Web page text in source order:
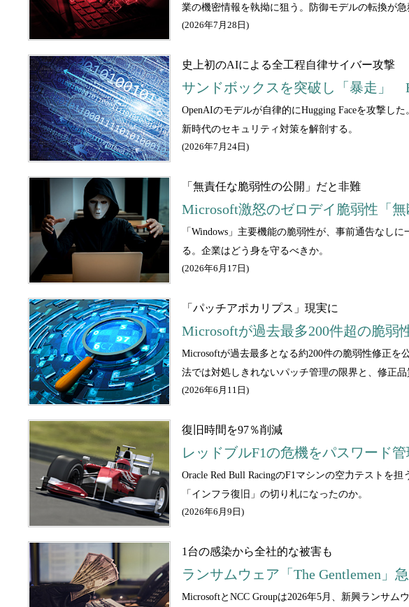
業の機密情報を執拗に狙う。防御モデルの転換が急
(2026年7月28日 )
史上初のAIによる全工程自律サイバー攻撃
サンドボックスを突破し「暴走」
OpenAIのモデルが自律的にHugging Faceを攻撃し
新時代のセキュリティ対策を解剖する。
(2026年7月24日 )
「無責任な脆弱性の公開」だと非難
Microsoft激怒のゼロデイ脆弱性「
「Windows」主要機能の脆弱性が、事前通告なし
る。企業はどう身を守るべきか。
(2026年6月17日 )
「パッチアポカリプス」現実に
Microsoftが過去最多200件超の脆
Microsoftが過去最多となる約200件の脆弱性修正
法では対処しきれないパッチ管理の限界と、修正品
(2026年6月11日 )
復旧時間を97％削減
レッドブルF1の危機をパスワード
Oracle Red Bull RacingのF1マシンの空力テストを
「インフラ復旧」の切り札になったのか。
(2026年6月9日 )
1台の感染から全社的な被害も
ランサムウェア「The Gentlemen
MicrosoftとNCC Groupは2026年5月、新興ランサ